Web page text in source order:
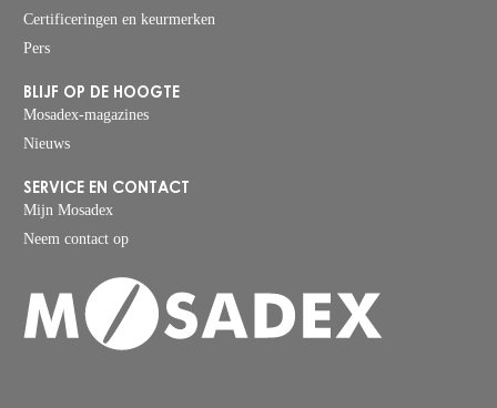
Certificeringen en keurmerken
Pers
BLIJF OP DE HOOGTE
Mosadex-magazines
Nieuws
SERVICE EN CONTACT
Mijn Mosadex
Neem contact op